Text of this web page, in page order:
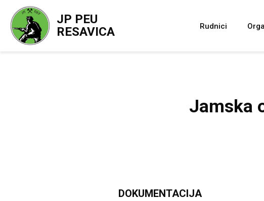
JP PEU
RESAVICA
Rudnici
Jamska
DOKUMENTACIJA